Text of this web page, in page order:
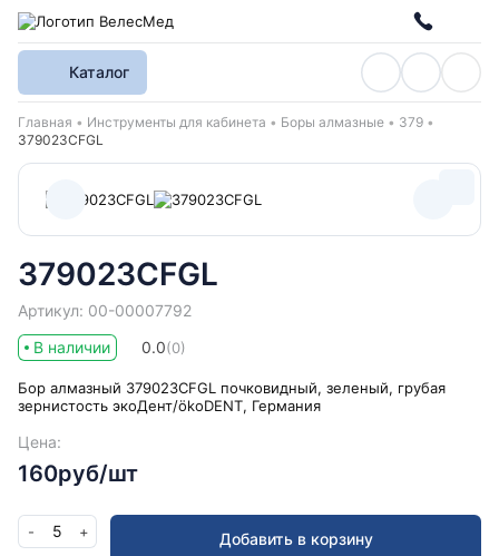
Каталог
Хлебные крошки
Главная Инструменты для кабинета Боры алмазные
379
379023CFGL
379023CFGL
Артикул: 00-00007792
В наличии
0.0(0)
Бор алмазный 379023CFGL почковидный, зеленый, грубая
зернистость экоДент/ökoDENT, Германия
Цена:
160руб/шт
- 5 +
Добавить в корзину